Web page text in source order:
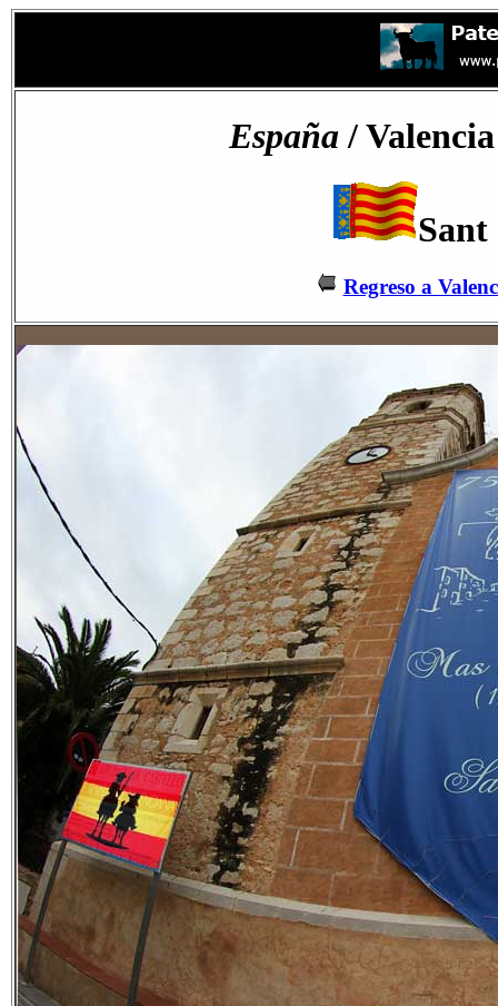
España/
Sant
Regreso a